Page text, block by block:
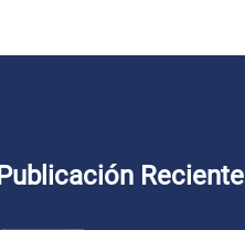
Publicación Reciente